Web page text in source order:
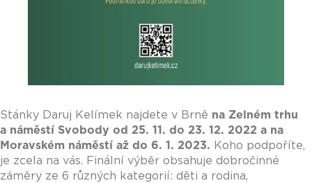
Stánky Daruj Kelímek najdete v Brně na Zelném trhu
a náměstí Svobody od 25. 11. do 23. 12. 2022 a na
Moravském náměstí až do 6. 1. 2023. Koho podpoříte,
je zcela na vás. Finální výběr obsahuje dobročinné
záměry ze 6 různých kategorií: děti a rodina,